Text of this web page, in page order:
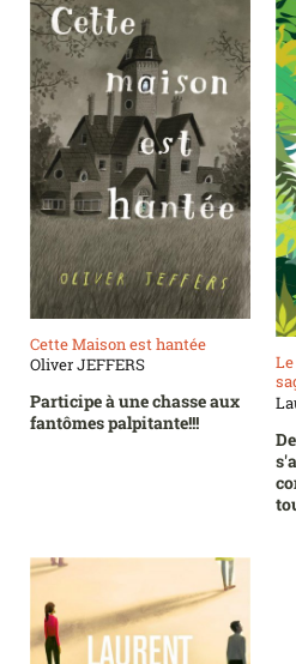
Cette Maison est hantée
Oliver JEFFERS
Participe à une chasse aux
fantômes palpitante!!!